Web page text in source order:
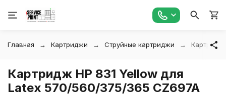
Главная Картриджи Струйные картриджи Картридж
Картридж HP 831 Yellow для
Latex 570/560/375/365 CZ697A